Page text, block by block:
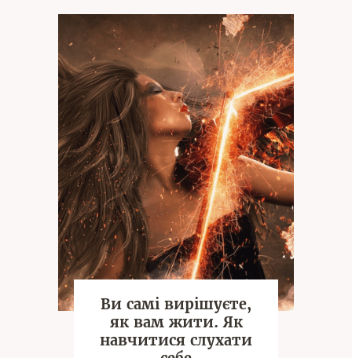
Ви самі вирішуєте,
як вам жити. Як
навчитися слухати